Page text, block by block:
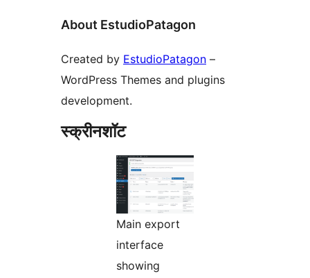
About EstudioPatagon
Created by EstudioPatagon –
WordPress Themes and plugins
development.
स्क्रीनशॉट
Main export
interface
showing